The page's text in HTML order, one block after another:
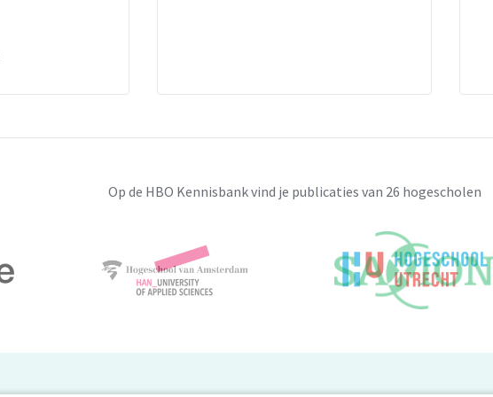
Op de HBO Kennisbank vind je publicaties van 26 hogescholen